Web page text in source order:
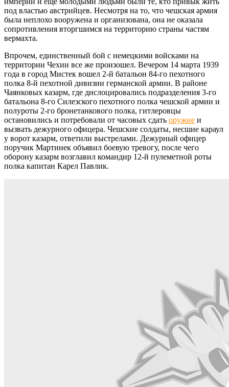
под властью австрийцев. Несмотря на то, что чешская армия
была неплохо вооружена и организована, она не оказала
сопротивления вторгшимся на территорию страны частям
вермахта.
Впрочем, единственный бой с немецкими войсками на
территории Чехии все же произошел. Вечером 14 марта 1939
года в город Мистек вошел 2-й батальон 84-го пехотного
полка 8-й пехотной дивизии германской армии. В районе
Чаянковых казарм, где дислоцировались подразделения 3-го
батальона 8-го Силезского пехотного полка чешской армии и
полуроты 2-го бронетанкового полка, гитлеровцы
остановились и потребовали от часовых сдать оружие и
вызвать дежурного офицера. Чешские солдаты, несшие караул
у ворот казарм, ответили выстрелами. Дежурный офицер
поручик Мартинек объявил боевую тревогу, после чего
оборону казарм возглавил командир 12-й пулеметной роты
полка капитан Карел Павлик.